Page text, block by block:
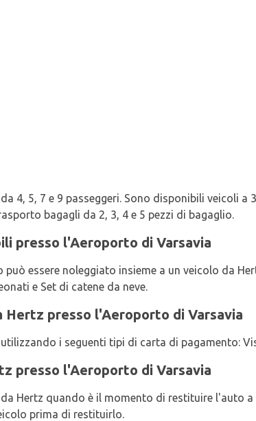
4, 5, 7 e 9 passeggeri. Sono disponibili veicoli a
bagagli da 2, 3, 4 e 5 pezzi di bagaglio.
presso l'Aeroporto di Varsavia
essere noleggiato insieme a un veicolo da
e Set di catene da neve.
presso l'Aeroporto di Varsavia
i seguenti tipi di carta di pagamento:
presso l'Aeroporto di Varsavia
Hertz quando è il momento di restituire l'auto
prima di restituirlo.